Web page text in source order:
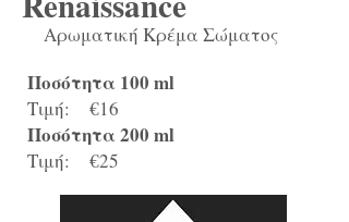
Αρωματική Κρέμα Σώματος
Ποσότητα 100 ml
Τιμή: €16
Ποσότητα 200 ml
Τιμή: €25